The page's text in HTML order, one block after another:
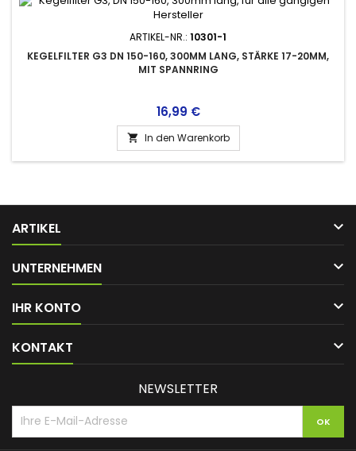
ARTIKEL-NR.: 10301-1
KEGELFILTER G3 DN 150-160, 300MM LANG, STÄRKE 17-20MM,
MIT SPANNRING
Preis
16,99 €
 In den Warenkorb
ARTIKEL 
UNTERNEHMEN 
IHR KONTO 
KONTAKT 
NEWSLETTER